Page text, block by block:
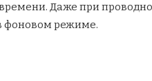
Даже при
фоновом режиме.